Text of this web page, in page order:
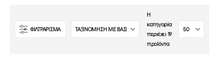
ΦΙΛΤΡΑΡΙΣΜΑ
Η
κατηγορία
περιέχει 19
προϊόντα